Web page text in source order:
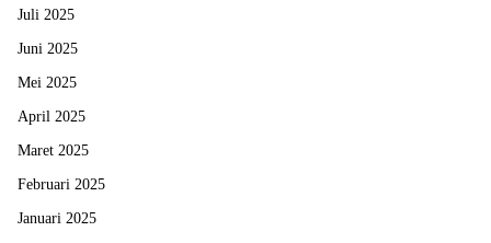
Juli 2025
Juni 2025
Mei 2025
April 2025
Maret 2025
Februari 2025
Januari 2025